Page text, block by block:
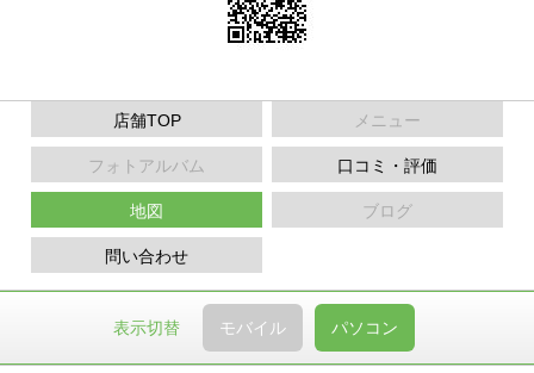
店舗TOP メニュー
フォトアルバム 口コミ・評価
地図 ブログ
問い合わせ
表示切替 モバイル パソコン